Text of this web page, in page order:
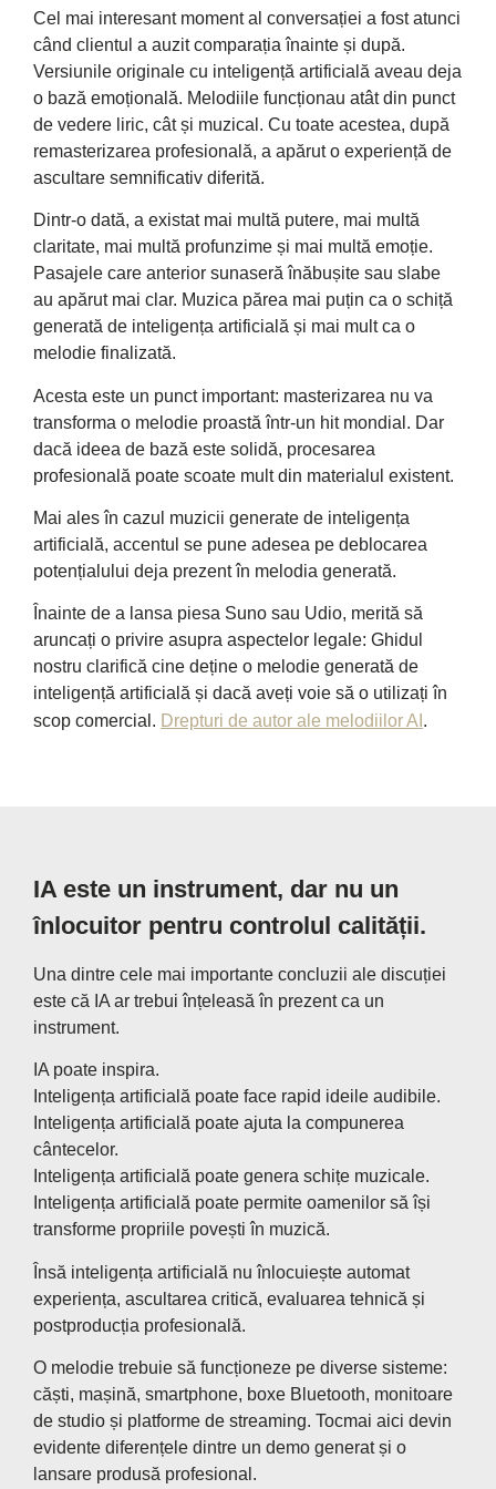
Cel mai interesant moment al conversației a fost atunci
când clientul a auzit comparația înainte și după.
Versiunile originale cu inteligență artificială aveau deja
o bază emoțională. Melodiile funcționau atât din punct
de vedere liric, cât și muzical. Cu toate acestea, după
remasterizarea profesională, a apărut o experiență de
ascultare semnificativ diferită.
Dintr-o dată, a existat mai multă putere, mai multă
claritate, mai multă profunzime și mai multă emoție.
Pasajele care anterior sunaseră înăbușite sau slabe
au apărut mai clar. Muzica părea mai puțin ca o schiță
generată de inteligența artificială și mai mult ca o
melodie finalizată.
Acesta este un punct important: masterizarea nu va
transforma o melodie proastă într-un hit mondial. Dar
dacă ideea de bază este solidă, procesarea
profesională poate scoate mult din materialul existent.
Mai ales în cazul muzicii generate de inteligența
artificială, accentul se pune adesea pe deblocarea
potențialului deja prezent în melodia generată.
Înainte de a lansa piesa Suno sau Udio, merită să
aruncați o privire asupra aspectelor legale: Ghidul
nostru clarifică cine deține o melodie generată de
inteligență artificială și dacă aveți voie să o utilizați în
scop comercial. Drepturi de autor ale melodiilor AI .
IA este un instrument, dar nu un
înlocuitor pentru controlul calității.
Una dintre cele mai importante concluzii ale discuției
este că IA ar trebui înțeleasă în prezent ca un
instrument.
IA poate inspira.
Inteligența artificială poate face rapid ideile audibile.
Inteligența artificială poate ajuta la compunerea
cântecelor.
Inteligența artificială poate genera schițe muzicale.
Inteligența artificială poate permite oamenilor să își
transforme propriile povești în muzică.
Însă inteligența artificială nu înlocuiește automat
experiența, ascultarea critică, evaluarea tehnică și
postproducția profesională.
O melodie trebuie să funcționeze pe diverse sisteme:
căști, mașină, smartphone, boxe Bluetooth, monitoare
de studio și platforme de streaming. Tocmai aici devin
evidente diferențele dintre un demo generat și o
lansare produsă profesional.